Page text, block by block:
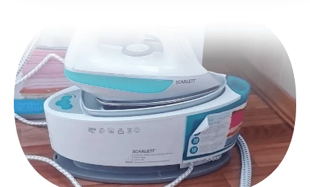
Замена вентилятора
970 руб.
Заказать
Замена таймера
1170 руб.
Заказать